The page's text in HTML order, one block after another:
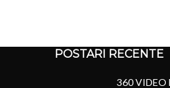
POSTARI RECENTE
360 VIDEO